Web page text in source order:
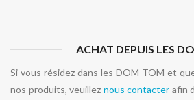
ACHAT DEPUIS LES
Si vous résidez dans les DOM-TOM et
nos produits, veuillez nous contacter afin